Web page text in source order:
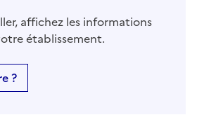
affichez les informations
établissement.
?